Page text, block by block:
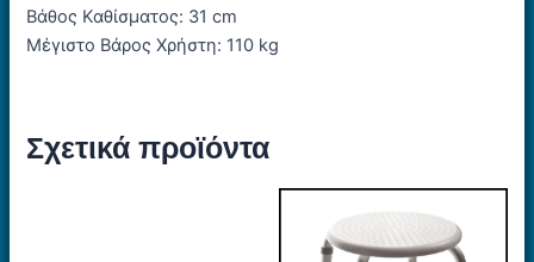
Βάθος Καθίσματος: 31 cm
Μέγιστο Βάρος Χρήστη: 110 kg
Σχετικά προϊόντα